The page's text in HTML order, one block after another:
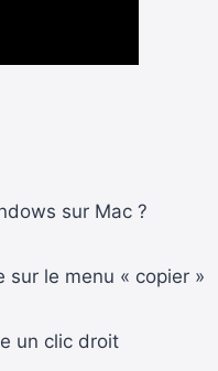
sur Mac ?
le menu « copier »
un clic droit